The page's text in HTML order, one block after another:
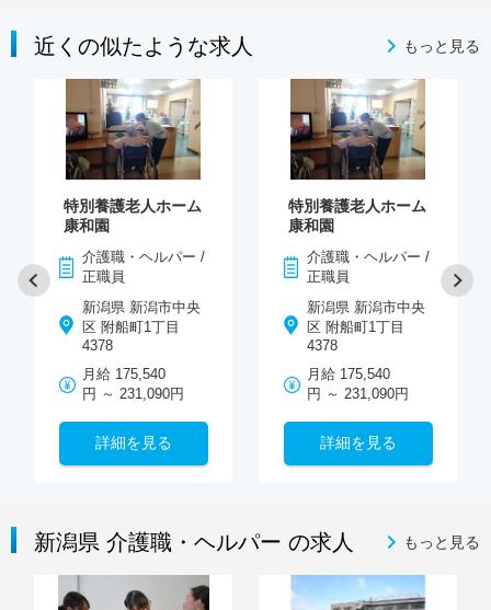
近くの似たような求人 もっと見る
特別養護老人ホーム
康和園
介護職・ヘルパー /
正職員
新潟県 新潟市中央
区 附船町1丁目
4378
月給 175,540
円 ～ 231,090円
詳細を見る
特別養護老人ホーム
康和園
介護職・ヘルパー /
正職員
新潟県 新潟市中央
区 附船町1丁目
4378
月給 175,540
円 ～ 231,090円
詳細を見る
新潟県 介護職・ヘルパー の求人 もっと見る